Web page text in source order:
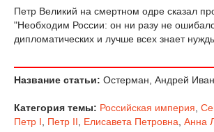
Петр Великий на смертном одре сказал
"Необходим России: он ни разу не
дипломатических и лучше всех знает
Название статьи: Остерман, Андрей
Категория темы: Российская империя
Петр I
Петр II Елисавета Петровна Анна